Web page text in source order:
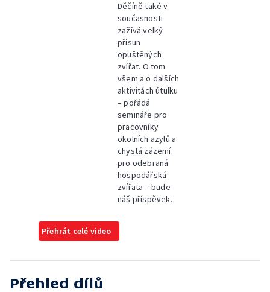
Děčíně také v
současnosti
zažívá velký
přísun
opuštěných
zvířat. O tom
všem a o dalších
aktivitách útulku
– pořádá
semináře pro
pracovníky
okolních azylů a
chystá zázemí
pro odebraná
hospodářská
zvířata – bude
náš příspěvek.
Přehrát celé video
Přehled dílů